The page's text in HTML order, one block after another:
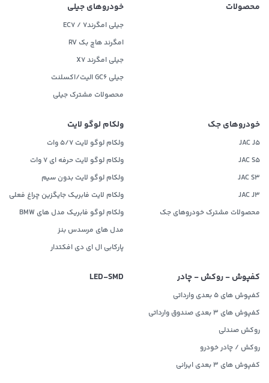
محصولات خودروهای جیلی
جیلی امگرند۷ / EC7
امگرند هاچ بک RV
جیلی امگرند X7
جیلی GC6 الیت/اکسلنت
محصولات مشترک جیلی
خودروهای جک
JAC J5
JAC S5
JAC S3
JAC J3
محصولات مشترک خودروهای جک
ولکام لوگو لایت
ولکام لوگو لایت 5/7 وات
ولکام لوگو لایت حرفه ای 7 وات
ولکام لوگو لایت بدون سیم
ولکام لایت فابریک جایگزین چراغ فعلی
ولکام لوگو فابریک مدل های BMW
مدل های مرسدس بنز
پارکابی ال ای دی افکتدار
کفپوش - روکش - چادر
کفپوش های 5 بعدی وارداتی
کفپوش های 3 بعدی صندوق وارداتی
روکش صندلی
روکش / چادر خودرو
کفپوش های ۳ بعدی ایرانی
LED‌-SMD